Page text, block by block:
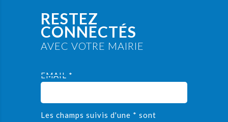
RESTEZ
CONNECTÉS
AVEC VOTRE MAIRIE
EMAIL *
Les champs suivis d'une * sont